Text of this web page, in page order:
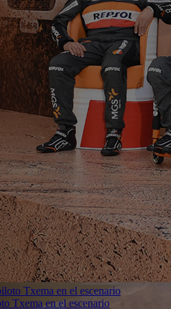
Txema en el escenario